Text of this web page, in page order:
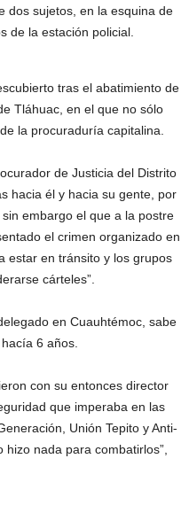
dos sujetos, en la esquina de
de la estación policial.
tras el abatimiento de
Tláhuac, en el que no sólo
la procuraduría capitalina.
de Justicia del Distrito
hacia él y hacia su gente, por
embargo el que a la postre
el crimen organizado en
estar en tránsito y los grupos
cárteles”.
en Cuauhtémoc, sabe
6 años.
con su entonces director
que imperaba en las
Unión Tepito y Anti-
hizo nada para combatirlos”,